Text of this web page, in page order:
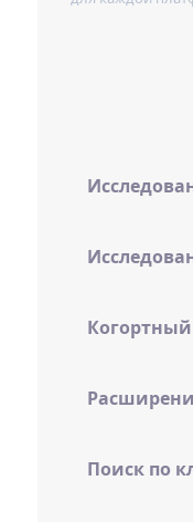
Поиск по